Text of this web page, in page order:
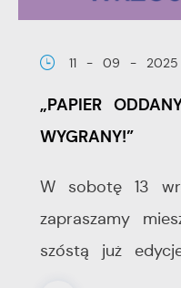
11 - 09 - 2025
„PAPIER
WYGRANY!”
W sobotę 13
zapraszamy
szóstą już